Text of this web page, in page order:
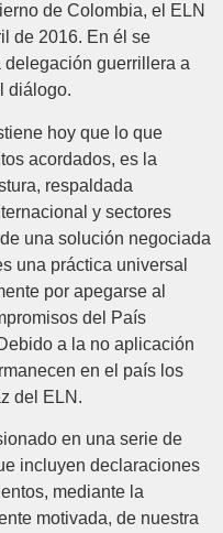
de Colombia, el ELN
de 2016. En él se
guerrillera a
diálogo.
hoy que lo que
acordados, es la
respaldada
y sectores
una solución negociada
una práctica universal
por apegarse al
del País
a la no aplicación
en el país los
del ELN.
en una serie de
incluyen declaraciones
mediante la
motivada, de nuestra